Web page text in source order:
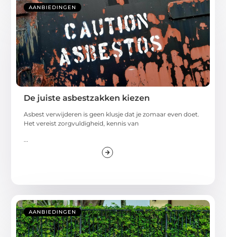
AANBIEDINGEN
De juiste asbestzakken kiezen
Asbest verwijderen is geen klusje dat je zomaar even doet.
Het vereist zorgvuldigheid, kennis van
...
AANBIEDINGEN